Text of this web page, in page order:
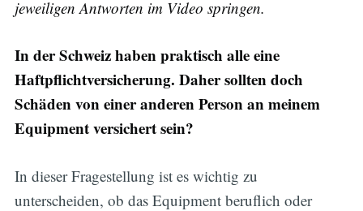
jeweiligen Antworten im Video springen.
In der Schweiz haben praktisch alle eine
Haftpflichtversicherung. Daher sollten doch
Schäden von einer anderen Person an meinem
Equipment versichert sein?
In dieser Fragestellung ist es wichtig zu
unterscheiden, ob das Equipment beruflich oder